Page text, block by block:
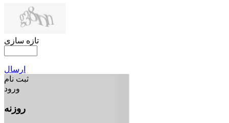
تازه سازی
ارسال
ثبت نام
ورود
روزنه